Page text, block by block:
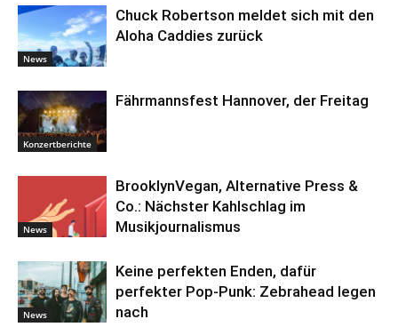
News
Chuck Robertson meldet sich mit den
Aloha Caddies zurück
Konzertberichte
Fährmannsfest Hannover, der Freitag
News
BrooklynVegan, Alternative Press &
Co.: Nächster Kahlschlag im
Musikjournalismus
News
Keine perfekten Enden, dafür
perfekter Pop-Punk: Zebrahead legen
nach